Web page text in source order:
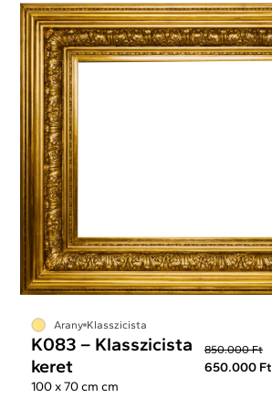
Arany Klasszicista
K083 – Klasszicista
keret
850.000 Ft
650.000 Ft
100 x 70 cm cm